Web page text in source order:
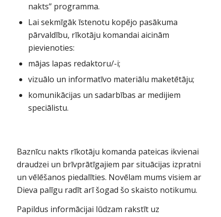
nakts” programma.
Lai sekmīgāk īstenotu kopējo pasākuma
pārvaldību, rīkotāju komandai aicinām
pievienoties:
mājas lapas redaktoru/-i;
vizuālo un informatīvo materiālu maketētāju;
komunikācijas un sadarbības ar medijiem
speciālistu.
Baznīcu nakts rīkotāju komanda pateicas ikvienai
draudzei un brīvprātīgajiem par situācijas izpratni
un vēlēšanos piedalīties. Novēlam mums visiem ar
Dieva palīgu radīt arī šogad šo skaisto notikumu.
Papildus informācijai lūdzam rakstīt uz